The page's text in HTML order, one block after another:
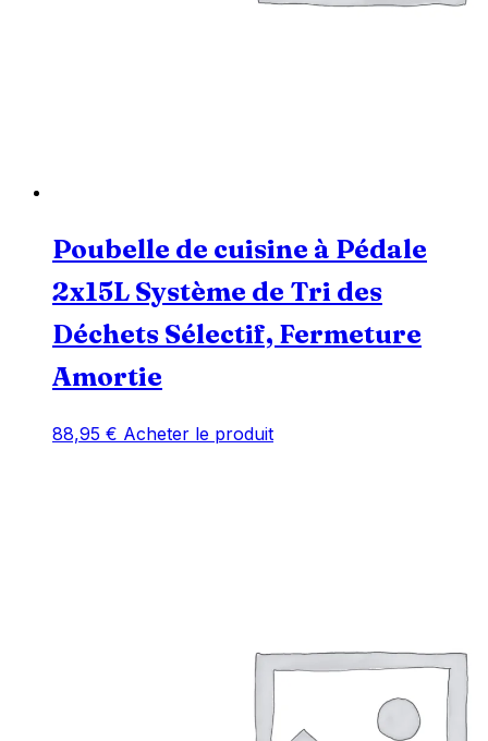
Poubelle de cuisine à Pédale
2x15L Système de Tri des
Déchets Sélectif, Fermeture
Amortie
88,95 € Acheter le produit